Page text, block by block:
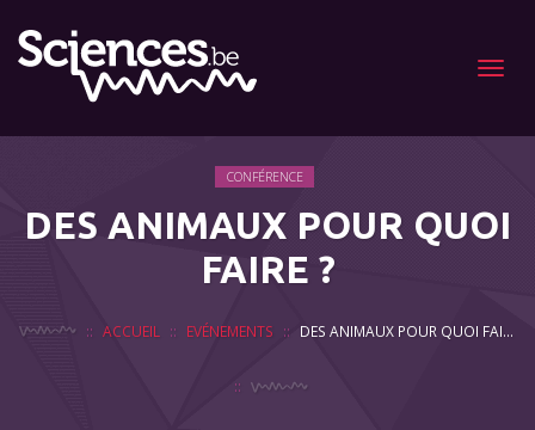
Menu
CONFÉRENCE
DES ANIMAUX POUR QUOI
FAIRE ?
ACCUEIL EVÉNEMENTS DES ANIMAUX POUR QUOI FAIRE ?